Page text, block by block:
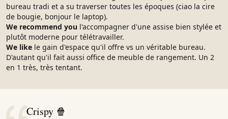
bureau tradi et a su traverser toutes les époques (ciao la cire
de bougie, bonjour le laptop).
We recommend you l'accompagner d'une assise bien stylée et
plutôt moderne pour télétravailler.
We like le gain d'espace qu'il offre vs un véritable bureau.
D'autant qu'il fait aussi office de meuble de rangement. Un 2
en 1 très, très tentant.
Crispy 🍿